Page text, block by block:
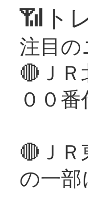
📶ト
注目の
🔴Ｊ
００
🔴Ｊ
の一部